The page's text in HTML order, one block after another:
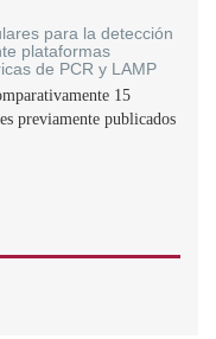
para la detección
plataformas
de PCR y LAMP
15
previamente publicados